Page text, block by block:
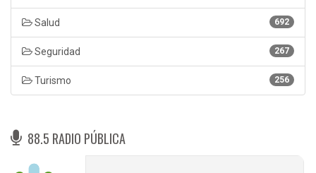
692
Salud
267
Seguridad
256
Turismo
88.5 RADIO PÚBLICA